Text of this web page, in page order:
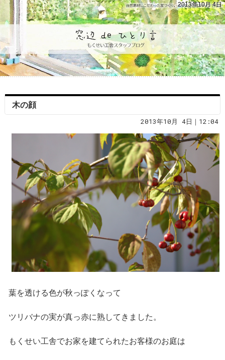
2013年10月 4日
木の顔
2013年10月 4日｜12:04
葉を透ける色が秋っぽくなって
ツリバナの実が真っ赤に熟してきました。
もくせい工舎でお家を建てられたお客様のお庭は